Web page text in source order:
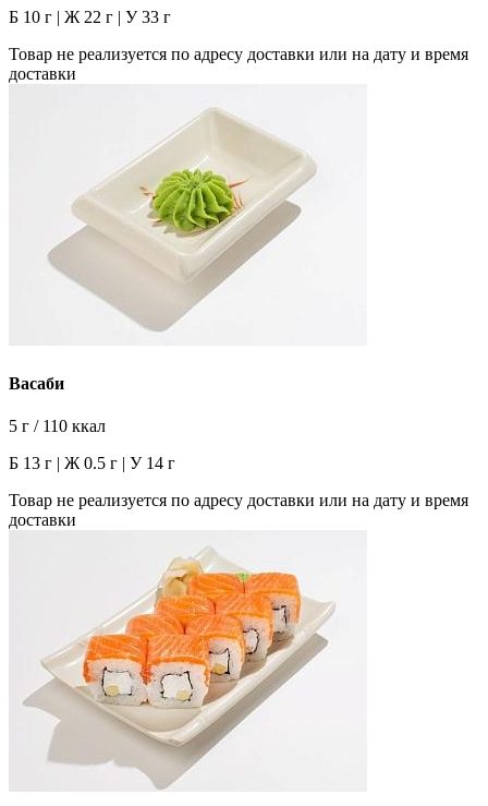
Б 10 г | Ж 22 г | У 33 г
Товар не реализуется по адресу доставки или на дату и время
доставки
Васаби
5 г / 110 ккал
Б 13 г | Ж 0.5 г | У 14 г
Товар не реализуется по адресу доставки или на дату и время
доставки